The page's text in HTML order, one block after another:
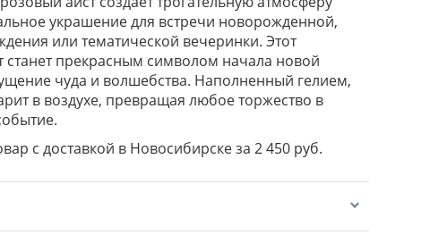
украшение для встречи новорожденной,
или тематической вечеринки. Этот
станет прекрасным символом начала новой
чуда и волшебства. Наполненный гелием,
в воздухе, превращая любое торжество в
с доставкой в Новосибирске за 2 450 руб.